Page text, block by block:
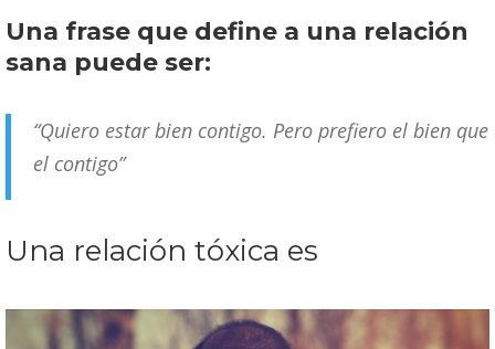
Una frase que define a una relación
sana puede ser:
“Quiero estar bien contigo. Pero prefiero el bien que
el contigo”
Una relación tóxica es